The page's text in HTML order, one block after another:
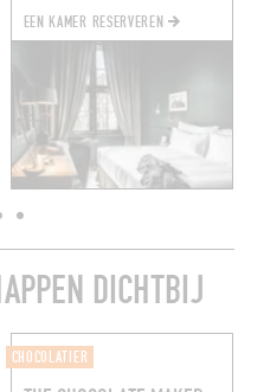
EEN KAMER RESERVEREN
DICHTBIJ
CHOCOLATIER